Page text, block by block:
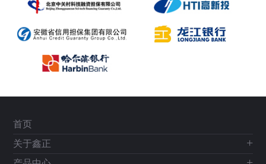
首页
关于鑫正